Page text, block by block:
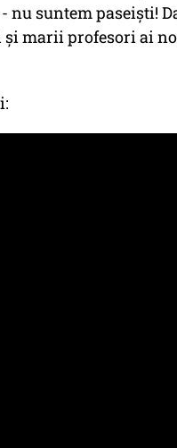
suntem paseiști!
și marii profesori ai